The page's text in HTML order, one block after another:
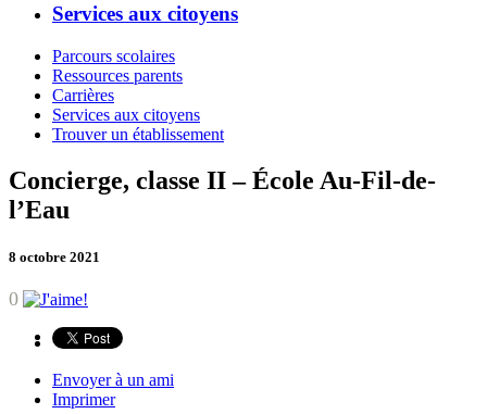
Services aux citoyens
Parcours scolaires
Ressources parents
Carrières
Services aux citoyens
Trouver un établissement
Concierge, classe II – École Au-Fil-de-
l’Eau
8 octobre 2021
0
Envoyer à un ami
Imprimer